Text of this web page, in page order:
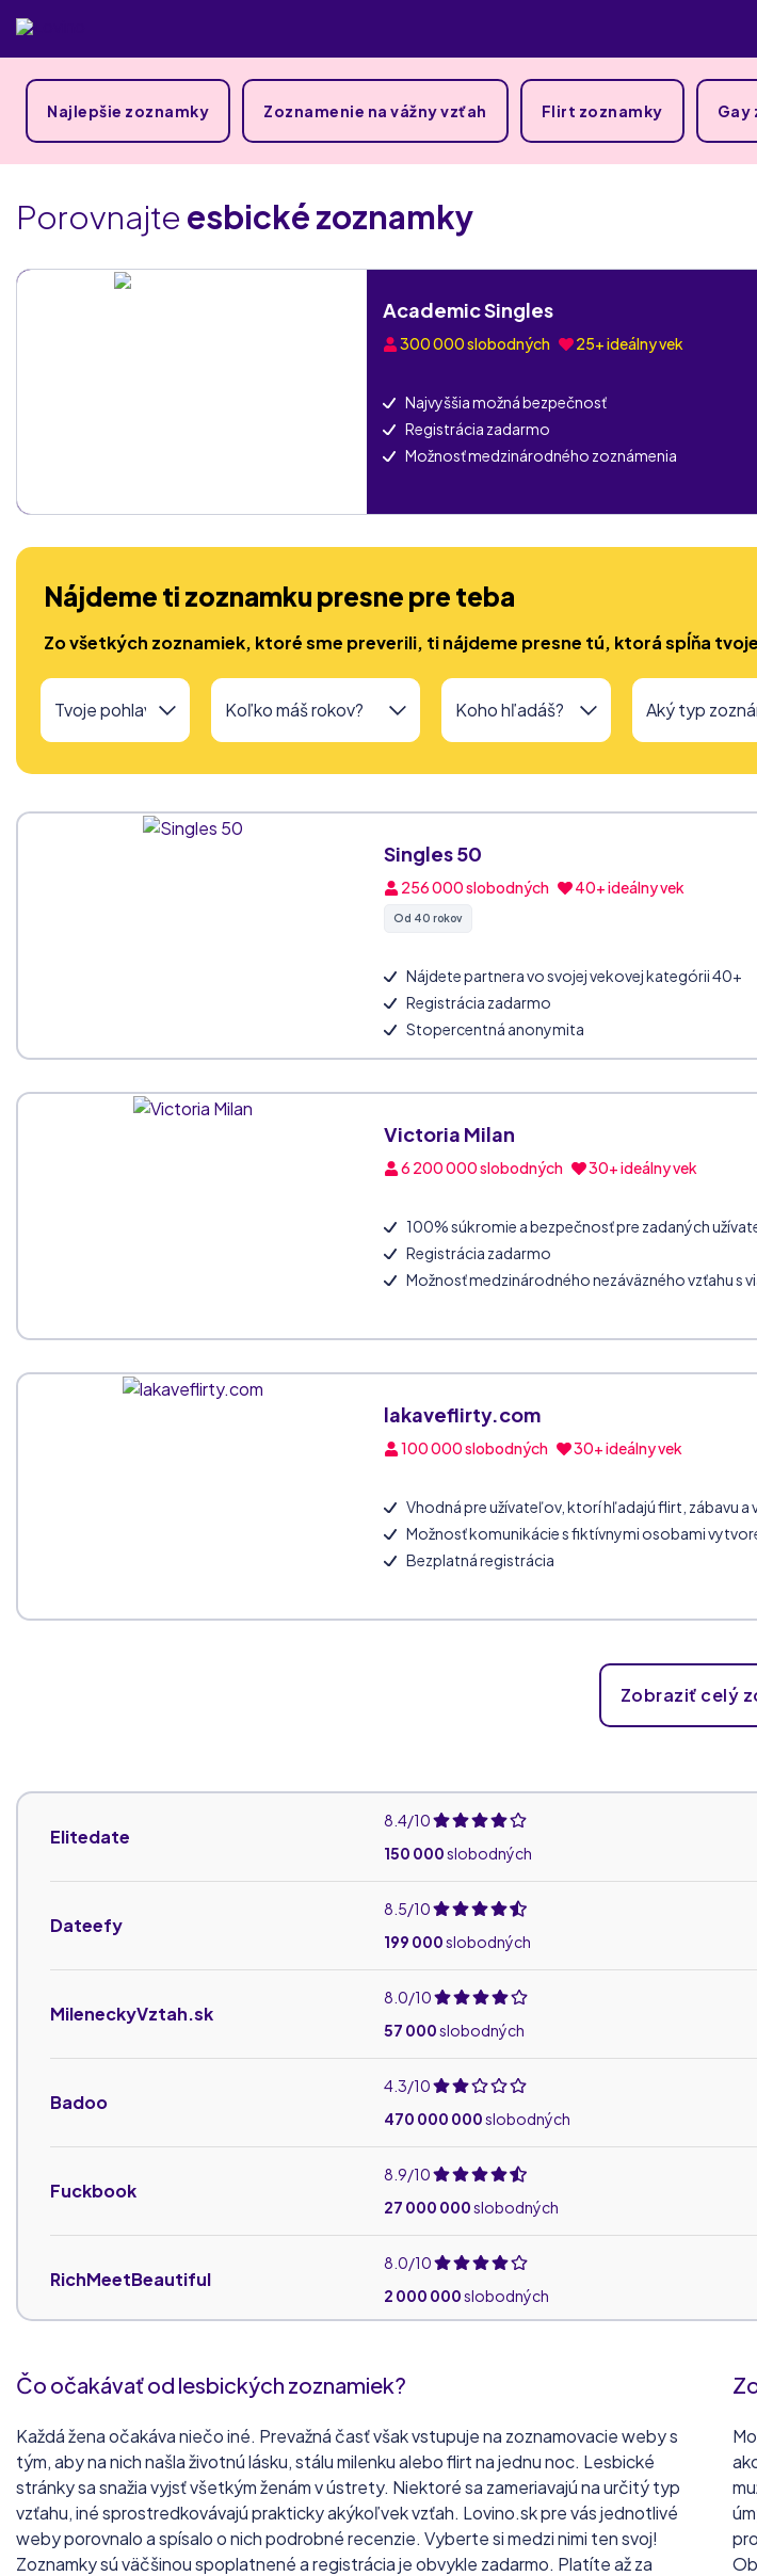
Najlepšie zoznamky Zoznamenie na vážny vzťah Flirt zoznamky Gay
Porovnajte esbické zoznamky
Academic Singles
300 000slobodných 25+ ideálny vek
Najvyššia možná bezpečnosť
Registrácia zadarmo
Možnosť medzinárodného zoznámenia
Nájdeme ti zoznamku presne pre teba
Zo všetkých zoznamiek, ktoré sme preverili, ti nájdeme presne tú, ktorá spĺňa
Singles 50
256 000slobodných 40+ ideálny vek
Od 40 rokov
Nájdete partnera vo svojej vekovej kategórii 40+
Registrácia zadarmo
Stopercentná anonymita
Victoria Milan
6 200 000slobodných 30+ ideálny vek
100% súkromie a bezpečnosť pre zadaných
Registrácia zadarmo
lakaveflirty.com
100 000slobodných 30+ ideálny vek
Vhodná pre užívateľov, ktorí hľadajú flirt, zábavu a
Možnosť komunikácie s fiktívnymi osobami
Bezplatná registrácia
Zobraziť celý
Elitedate
8.4/10
150 000slobodných
Dateefy
8.5/10
199 000slobodných
MileneckyVztah.sk
8.0/10
57 000slobodných
Badoo
4.3/10
470 000 000slobodných
Fuckbook
8.9/10
27 000 000slobodných
RichMeetBeautiful
8.0/10
2 000 000slobodných
28 000
Čo očakávať od lesbických zoznamiek?
Každá žena očakáva niečo iné. Prevažná časť však vstupuje na zoznamovacie weby s
tým, aby na nich našla životnú lásku, stálu milenku alebo flirt na jednu noc. Lesbické
stránky sa snažia vyjsť všetkým ženám v ústrety. Niektoré sa zameriavajú na určitý typ
vzťahu, iné sprostredkovávajú prakticky akýkoľvek vzťah. Lovino.sk pre vás jednotlivé
weby porovnalo a spísalo o nich podrobné recenzie. Vyberte si medzi nimi ten svoj!
Zoznamky sú väčšinou spoplatnené a registrácia je obvykle zadarmo. Platíte až za